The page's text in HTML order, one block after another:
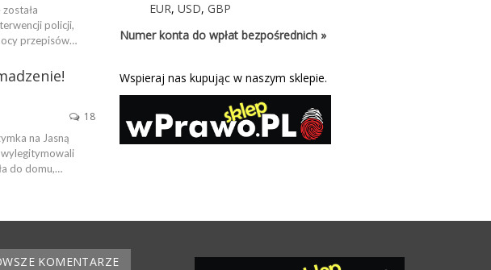
policji,
przepisów…
18
na Jasną
wylegitymowali
do domu,…
EUR,USD,GBP
Numer konta do wpłat bezpośrednich »
Wspieraj nas kupując w naszym sklepie.
KOMENTARZE